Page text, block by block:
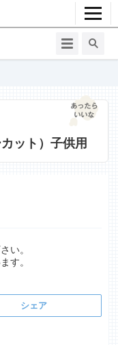
ット）子供用
い。
す。
シェア